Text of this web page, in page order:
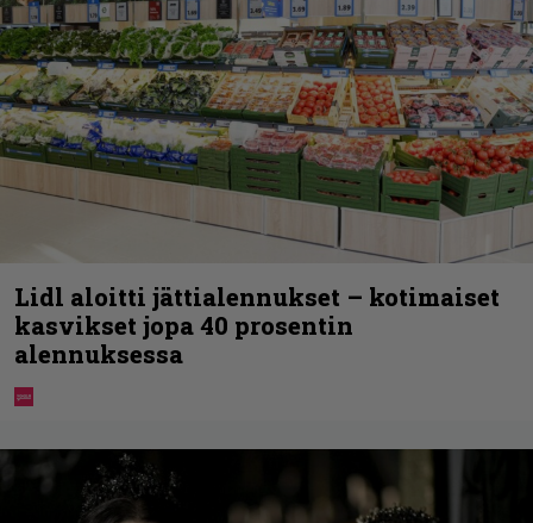
Lidl aloitti jättialennukset – kotimaiset
kasvikset jopa 40 prosentin
alennuksessa